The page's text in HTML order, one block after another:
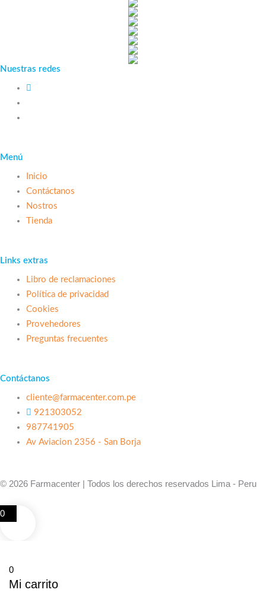
Nuestras redes
Menú
Inicio
Contáctanos
Nostros
Tienda
Links extras
Libro de reclamaciones
Política de privacidad
Cookies
Provehedores
Preguntas frecuentes
Contáctanos
cliente@farmacenter.com.pe
921303052
987741905
Av Aviacion 2356 - San Borja
© 2026 Farmacenter | Todos los derechos reservados Lima - Peru
0
0
Mi carrito